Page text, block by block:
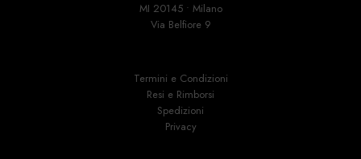
MI 20145 • Milano
Via Belfiore 9
Termini e Condizioni
Resi e Rimborsi
Spedizioni
Privacy